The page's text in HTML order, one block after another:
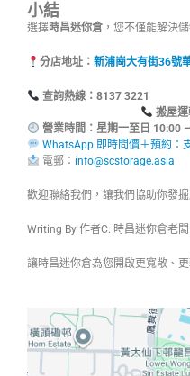
小結
選擇時昌迷你倉 ，您不僅能解決
分店地址： 新浦崗大有街36號
查詢
搬屋
營業時間：星期一至日
WhatsApp 即時問價＋預約：
電郵： info@scstorage.asia
歡迎聯絡我們，讓我們協助你發
Writing By 作者C: 時昌迷你倉老
讓時昌迷你倉為您開啟更寬敞、更